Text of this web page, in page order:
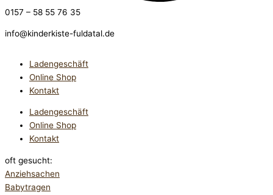
0157 – 58 55 76 35
info@kinderkiste-fuldatal.de
Ladengeschäft
Online Shop
Kontakt
Ladengeschäft
Online Shop
Kontakt
oft gesucht:
Anziehsachen
Babytragen